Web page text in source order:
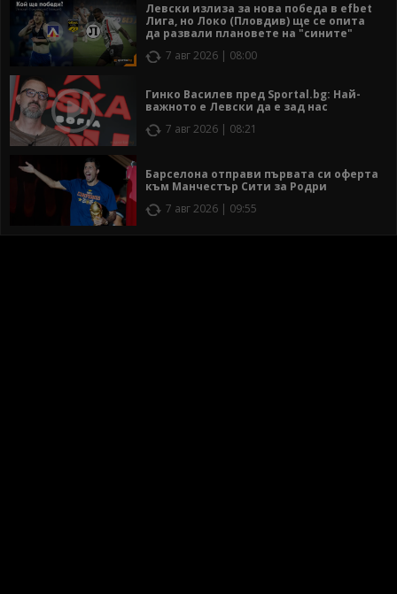
Левски излиза за нова победа в efbet
Лига, но Локо (Пловдив) ще се опита
да развали плановете на "сините"
7 авг 2026 | 08:00
Гинко Василев пред Sportal.bg: Най-
важното е Левски да е зад нас
7 авг 2026 | 08:21
Барселона отправи първата си оферта
към Манчестър Сити за Родри
7 авг 2026 | 09:55